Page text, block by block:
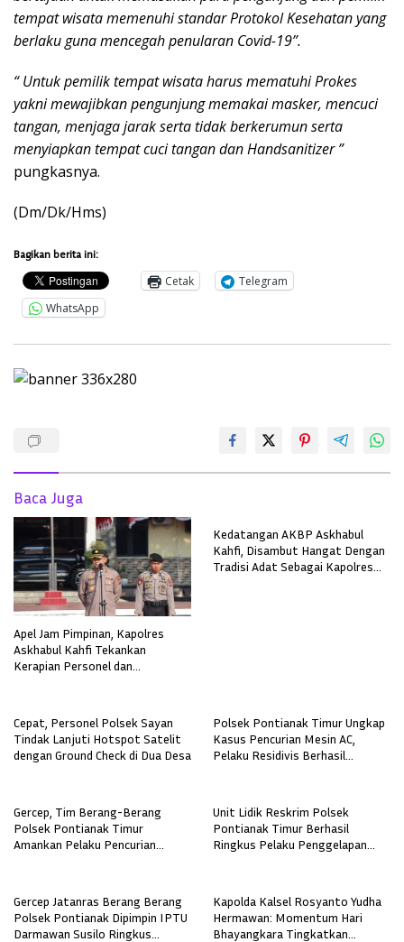
tempat wisata memenuhi standar Protokol Kesehatan yang
berlaku guna mencegah penularan Covid-19”.
“ Untuk pemilik tempat wisata harus mematuhi Prokes
yakni mewajibkan pengunjung memakai masker, mencuci
tangan, menjaga jarak serta tidak berkerumun serta
menyiapkan tempat cuci tangan dan Handsanitizer ”
pungkasnya.
(Dm/Dk/Hms)
Bagikan berita ini:
Cetak
Telegram
WhatsApp
Baca Juga
Apel Jam Pimpinan, Kapolres
Askhabul Kahfi Tekankan
Kerapian Personel dan
Kedatangan AKBP Askhabul
Kahfi, Disambut Hangat Dengan
Tradisi Adat Sebagai Kapolres
Cepat, Personel Polsek Sayan
Tindak Lanjuti Hotspot Satelit
dengan Ground Check di Dua Desa
Polsek Pontianak Timur Ungkap
Kasus Pencurian Mesin AC,
Pelaku Residivis Berhasil
Gercep, Tim Berang-Berang
Polsek Pontianak Timur
Amankan Pelaku Pencurian
Unit Lidik Reskrim Polsek
Pontianak Timur Berhasil
Ringkus Pelaku Penggelapan
Gercep Jatanras Berang Berang
Polsek Pontianak Dipimpin IPTU
Darmawan Susilo Ringkus
Kapolda Kalsel Rosyanto Yudha
Hermawan: Momentum Hari
Bhayangkara Tingkatkan